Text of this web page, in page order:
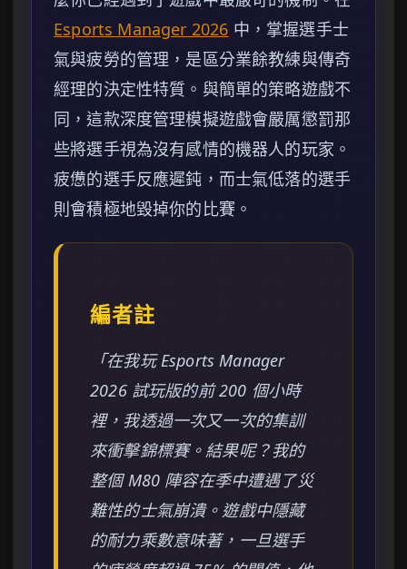
Esports Manager 2026 中，掌握選手士
氣與疲勞的管理，是區分業餘教練與傳奇
經理的決定性特質。與簡單的策略遊戲不
同，這款深度管理模擬遊戲會嚴厲懲罰那
些將選手視為沒有感情的機器人的玩家。
疲憊的選手反應遲鈍，而士氣低落的選手
則會積極地毀掉你的比賽。
編者註
「在我玩 Esports Manager
2026 試玩版的前 200 個小時
裡，我透過一次又一次的集訓
來衝擊錦標賽。結果呢？我的
整個 M80 陣容在季中遭遇了災
難性的士氣崩潰。遊戲中隱藏
的耐力乘數意味著，一旦選手